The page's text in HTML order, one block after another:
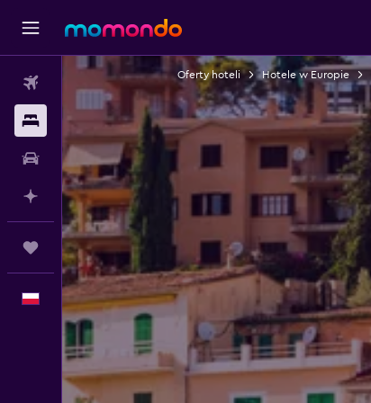
Noclegi
Samochody
Planuj z AI
Trips
Polski
Oferty hoteli Hotele w Europie